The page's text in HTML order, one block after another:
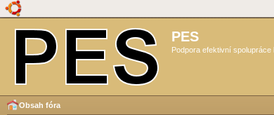
PES
Podpora efektivní
Obsah fóra